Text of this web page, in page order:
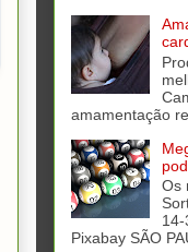
amamentação
Os
Pixabay SÃO